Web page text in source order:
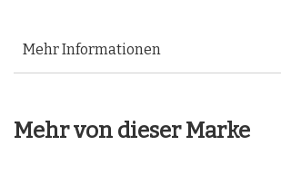
Mehr Informationen
Mehr von dieser Marke